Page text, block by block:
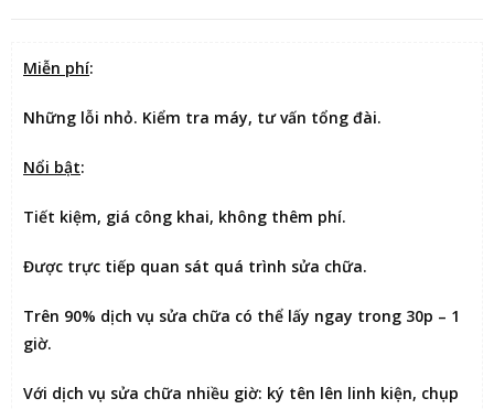
Miễn phí:
Những lỗi nhỏ. Kiểm tra máy, tư vấn tổng đài.
Nổi bật:
Tiết kiệm, giá công khai, không thêm phí.
Được trực tiếp quan sát quá trình sửa chữa.
Trên 90% dịch vụ sửa chữa có thể lấy ngay trong 30p – 1
giờ.
Với dịch vụ sửa chữa nhiều giờ: ký tên lên linh kiện, chụp